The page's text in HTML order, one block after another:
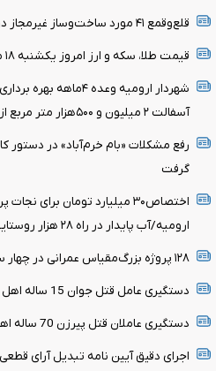
قلع‌وقمع ۴۱ مورد ساخت‌وساز غیرمجاز در فارس
قیمت طلا، سکه و ارز امروز یکشنبه ۱۸ مرداد ۱۴۰۵
شهردار ارومیه وعده
آسفالت ۲ میلیون و ۵۰۰هزار متر مربع از معابر شهری
رفع مشکلات «بام خرم‌آباد» در دستور
گرفت
ارومیه/آب پایدار در راه ۲۸ هزار روستایی است
۱۲۸ پروژه بزرگ‌مقیاس عمرانی در چهار سال به بهره‌برداری رسید
دستگیری عامل قتل جوان 15 ساله اهل شهرستان قروه
دستگیری عاملان قتل پیرزن 70 ساله اهل همدان
اجرای دقیق آیین نامه تبدیل آرای